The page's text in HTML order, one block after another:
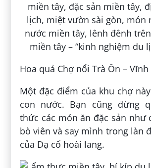
Hoa quả Chợ nổi Trà Ôn – Vĩnh
Một đặc điểm của khu chợ
con nước. Bạn cũng đừng
thức các món ăn đặc sản như
bò viên và say mình trong làn
của Dạ cổ hoài lang.